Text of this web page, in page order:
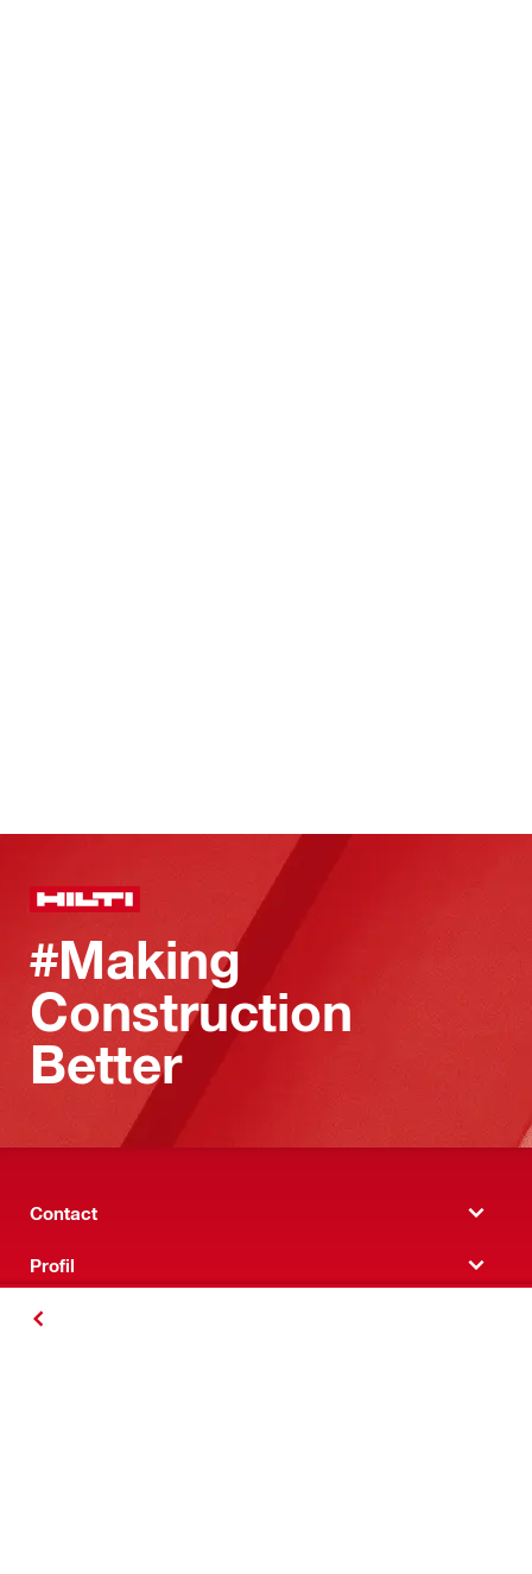
ÎNAPOI
#Making
Construction
Better
Contact
Profil
Companie